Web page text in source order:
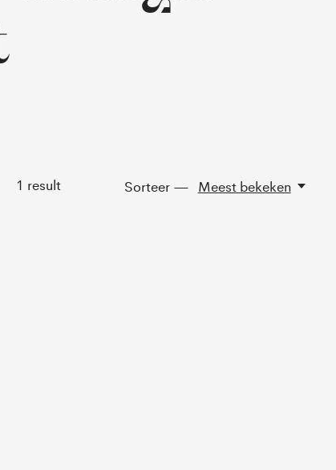
1 result Sorteer — Meest bekeken